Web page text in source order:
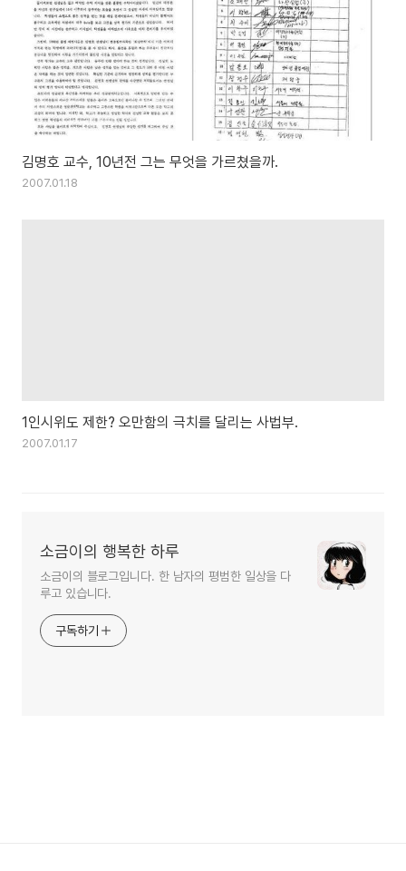
김명호 교수, 10년전 그는 무엇을 가르쳤을까.
2007.01.18
1인시위도 제한? 오만함의 극치를 달리는 사법부.
2007.01.17
소금이의 행복한 하루
소금이의 블로그입니다. 한 남자의 평범한 일상을 다
루고 있습니다.
구독하기